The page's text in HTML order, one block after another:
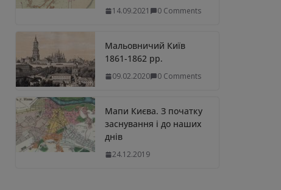
14.09.2021 0 Comments
Мальовничий Київ
1861-1862 рр.
09.02.2020 0 Comments
Мапи Києва. З початку
заснування і до наших
днів
24.12.2019